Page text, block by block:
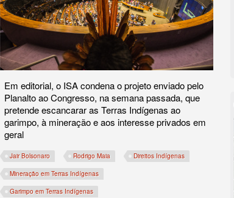
Em editorial, o ISA condena o projeto enviado pelo
Planalto ao Congresso, na semana passada, que
pretende escancarar as Terras Indígenas ao
garimpo, à mineração e aos interesse privados em
geral
Jair Bolsonaro Rodrigo Maia Direitos Indígenas
Mineração em Terras Indígenas
Garimpo em Terras Indígenas